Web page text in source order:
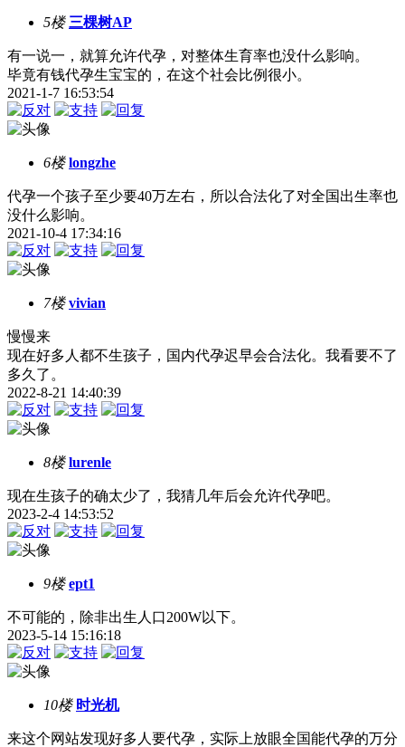
5楼 三棵树AP
有一说一，就算允许代孕，对整体生育率也没什么影响。
毕竟有钱代孕生宝宝的，在这个社会比例很小。
2021-1-7 16:53:54
6楼 longzhe
代孕一个孩子至少要40万左右，所以合法化了对全国出生率也
没什么影响。
2021-10-4 17:34:16
7楼 vivian
慢慢来
现在好多人都不生孩子，国内代孕迟早会合法化。我看要不了
多久了。
2022-8-21 14:40:39
8楼 lurenle
现在生孩子的确太少了，我猜几年后会允许代孕吧。
2023-2-4 14:53:52
9楼 ept1
不可能的，除非出生人口200W以下。
2023-5-14 15:16:18
10楼 时光机
来这个网站发现好多人要代孕，实际上放眼全国能代孕的万分